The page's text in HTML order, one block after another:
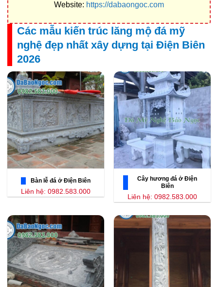
Website: https://dabaongoc.com
Các mẫu kiến trúc lăng mộ đá mỹ
nghệ đẹp nhất xây dựng tại Điện Biên
2026
Bàn lễ đá ở Điện Biên
Liên hệ: 0982.583.000
Cây hương đá ở Điện
Biên
Liên hệ: 0982.583.000